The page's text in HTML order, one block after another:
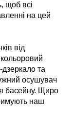
щоб всі
на цей
від
та
осушувач
басейну. Щиро
наш